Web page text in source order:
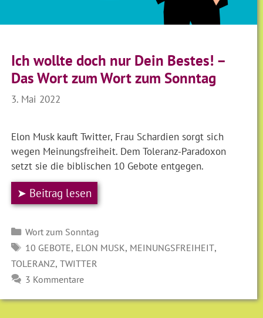
Ich wollte doch nur Dein Bestes! –
Das Wort zum Wort zum Sonntag
3. Mai 2022
Elon Musk kauft Twitter, Frau Schardien sorgt sich
wegen Meinungsfreiheit. Dem Toleranz-Paradoxon
setzt sie die biblischen 10 Gebote entgegen.
➤ Beitrag lesen
Kategorien
Wort zum Sonntag
SCHLAGWÖRTER
10 GEBOTE, ELON MUSK, MEINUNGSFREIHEIT,
TOLERANZ,TWITTER
3 Kommentare